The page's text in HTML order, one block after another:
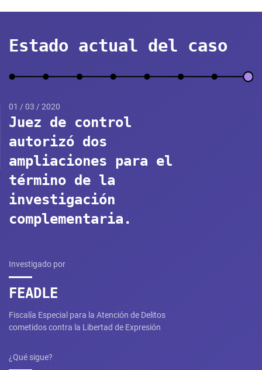
Estado actual del caso
01 / 03 / 2020
Juez de control
autorizó dos
ampliaciones para el
término de la
investigación
complementaria.
Investigado por
FEADLE
Fiscalía Especial para la Atención de Delitos
cometidos contra la Libertad de Expresión
¿Qué sigue?